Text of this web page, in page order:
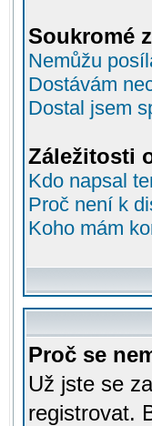
Soukromé
Nemůžu
Dostávám
Dostal jsem
Záležitosti
Kdo napsal
Proč není k
Koho mám
Proč se
Už jste se
registrovat.